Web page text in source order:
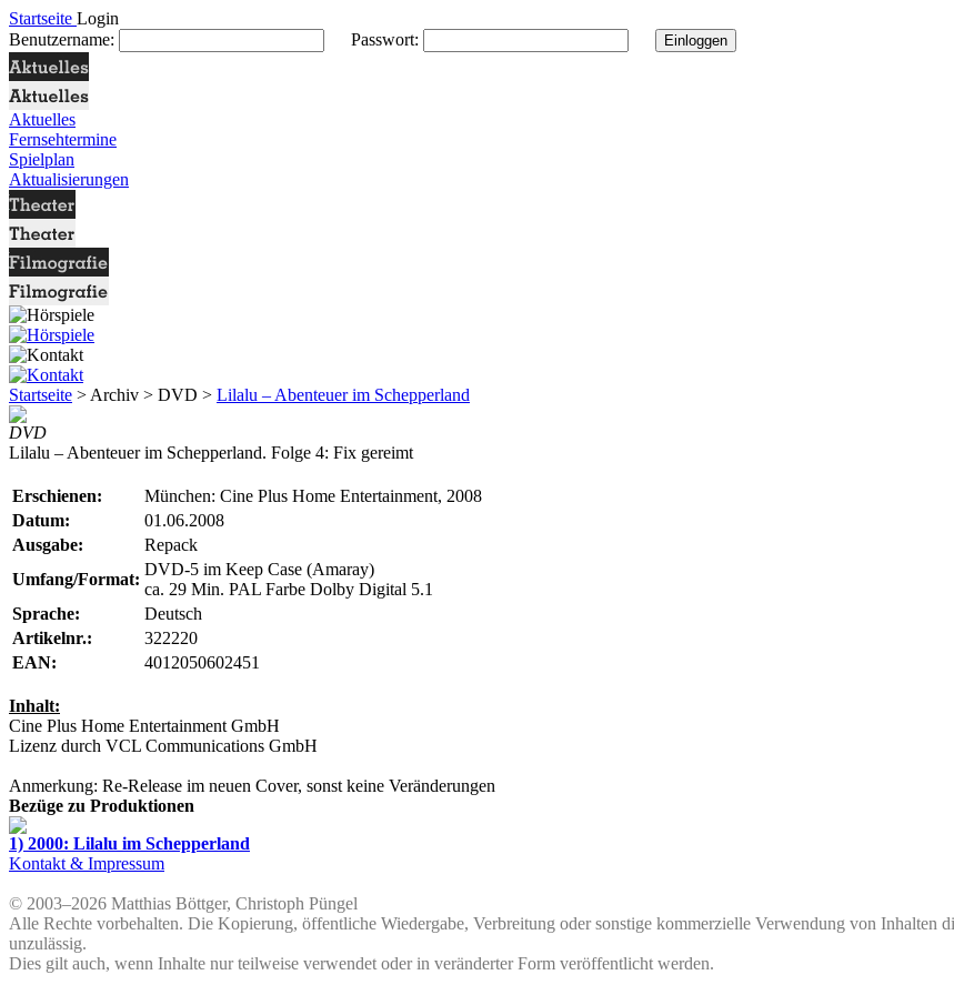
Startseite Login
Benutzername:
Passwort:
Aktuelles
Fernsehtermine
Spielplan
Aktualisierungen
Startseite > Archiv > DVD > Lilalu – Abenteuer im Schepperland
DVD
Lilalu – Abenteuer im Schepperland. Folge 4: Fix gereimt
Erschienen:
München: Cine Plus Home Entertainment, 2008
Datum:
01.06.2008
Ausgabe:
Repack
Umfang/Format:
DVD-5 im Keep Case (Amaray)
ca. 29 Min. PAL Farbe Dolby Digital 5.1
Sprache:
Deutsch
Artikelnr.:
322220
EAN:
4012050602451
Inhalt:
Cine Plus Home Entertainment GmbH
Lizenz durch VCL Communications GmbH
Anmerkung: Re-Release im neuen Cover, sonst keine Veränderungen
Bezüge zu Produktionen
1) 2000: Lilalu im Schepperland
Kontakt & Impressum
© 2003–2026 Matthias Böttger, Christoph Püngel
Alle Rechte vorbehalten. Die Kopierung, öffentliche Wiedergabe, Verbreitung oder sonstige kommerzielle Verwendung von Inhalten
unzulässig.
Dies gilt auch, wenn Inhalte nur teilweise verwendet oder in veränderter Form veröffentlicht werden.